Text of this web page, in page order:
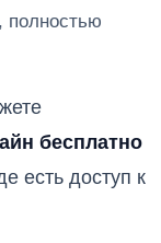
бесплатно
есть доступ к